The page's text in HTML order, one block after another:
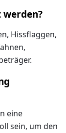
werden?
Hissflaggen,
eine
sein, um den